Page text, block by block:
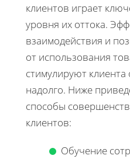
клиентов играет
уровня их оттока.
взаимодействия и
от использования
стимулируют клиента
надолго. Ниже
способы
клиентов:
Обучение